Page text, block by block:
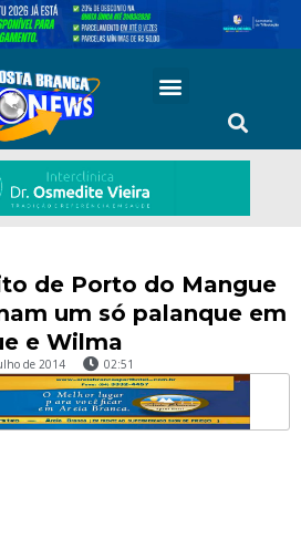
de Porto do Mangue
um só palanque em
e Wilma
de 2014 02:51